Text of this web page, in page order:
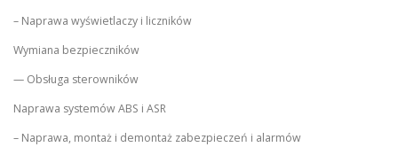
– Naprawa wyświetlaczy i liczników
Wymiana bezpieczników
— Obsługa sterowników
Naprawa systemów ABS i ASR
– Naprawa, montaż i demontaż zabezpieczeń i alarmów